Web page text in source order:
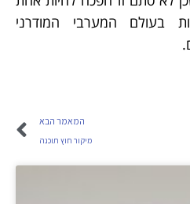
בעולם המערבי המודרני
המאמר הבא
מיקור חוץ תוכנה